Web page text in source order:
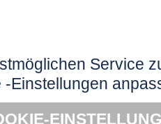
Seitenübersicht